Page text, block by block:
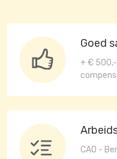
Goed
+ €
CAO -